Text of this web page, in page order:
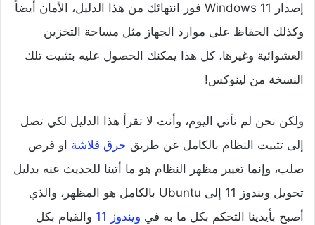
إصدار Windows 11 فور انتهائك من هذا الدليل، الأمان أيضاً
وكذلك الحفاظ على موارد الجهاز مثل مساحة التخزين
العشوائية وغيرها، كل هذا يمكنك الحصول عليه بتثبيت تلك
النسخة من لينوكس!
ولكن نحن لم نأتي اليوم، وأنت لا تقرأ هذا الدليل لكي تصل
إلى تثبيت النظام بالكامل عن طريق حرق فلاشة او قرص
صلب، وإنما تغيير مظهر النظام هو ما أتينا للحديث عنه بدليل
تحويل ويندوز 11 إلى Ubuntu
بالكامل هو المظهر، والذي
أصبح بأيدينا التحكم بكل ما به في ويندوز 11
والقيام بكل